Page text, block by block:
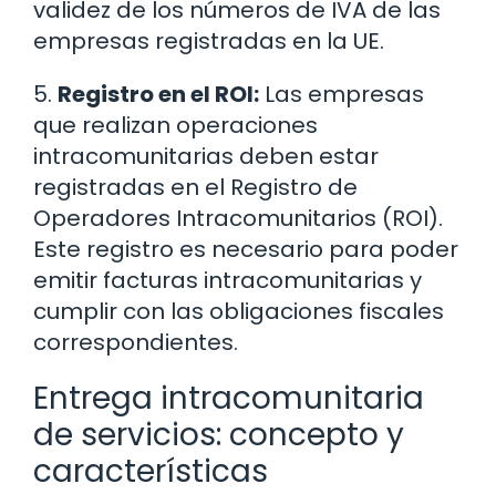
validez de los números de IVA de las
empresas registradas en la UE.
5. Registro en el ROI: Las empresas
que realizan operaciones
intracomunitarias deben estar
registradas en el Registro de
Operadores Intracomunitarios (ROI).
Este registro es necesario para poder
emitir facturas intracomunitarias y
cumplir con las obligaciones fiscales
correspondientes.
Entrega intracomunitaria
de servicios: concepto y
características